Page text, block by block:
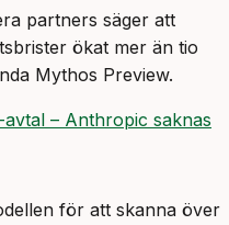
partners säger att
ökat mer än tio
Mythos Preview.
– Anthropic saknas
för att skanna över